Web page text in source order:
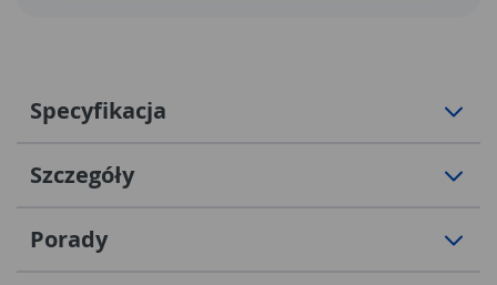
Specyfikacja
Szczegóły
Porady